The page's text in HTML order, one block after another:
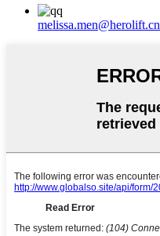
melissa.men@herolift.cn